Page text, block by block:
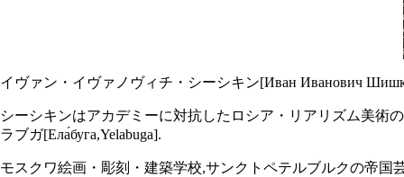
イヴァン・イヴァノヴィチ・シーシキン[Иван Иванович
シーシキンはアカデミーに対抗したロシア・リアリズム美術
ラブガ[Ела́буга,Yelabuga].
モスクワ絵画・彫刻・建築学校,サンクトペテルブルクの帝